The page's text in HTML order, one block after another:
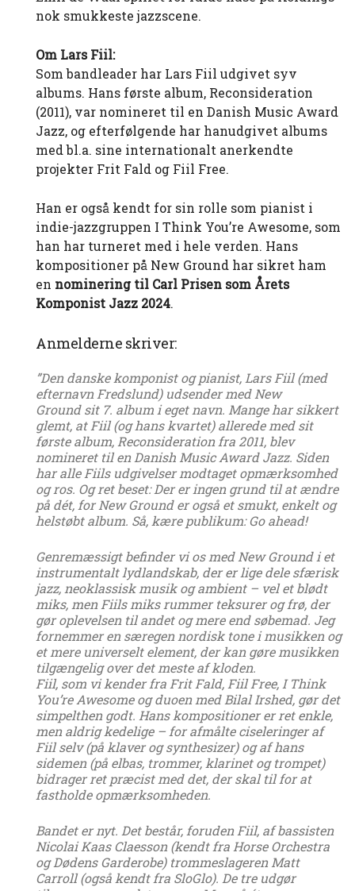
nok smukkeste jazzscene.
Om Lars Fiil:
Som bandleader har Lars Fiil udgivet syv
albums. Hans første album, Reconsideration
(2011), var nomineret til en Danish Music Award
Jazz, og efterfølgende har hanudgivet albums
med bl.a. sine internationalt anerkendte
projekter Frit Fald og Fiil Free.
Han er også kendt for sin rolle som pianist i
indie-jazzgruppen I Think You’re Awesome, som
han har turneret med i hele verden. Hans
kompositioner på New Ground har sikret ham
en nominering til Carl Prisen som Årets
Komponist Jazz 2024.
Anmelderne skriver:
”Den danske komponist og pianist, Lars Fiil (med
efternavn Fredslund) udsender med New
Ground sit 7. album i eget navn. Mange har sikkert
glemt, at Fiil (og hans kvartet) allerede med sit
første album, Reconsideration fra 2011, blev
nomineret til en Danish Music Award Jazz. Siden
har alle Fiils udgivelser modtaget opmærksomhed
og ros. Og ret beset: Der er ingen grund til at ændre
på dét, for New Ground er også et smukt, enkelt og
helstøbt album. Så, kære publikum: Go ahead!
Genremæssigt befinder vi os med New Ground i et
instrumentalt lydlandskab, der er lige dele sfærisk
jazz, neoklassisk musik og ambient – vel et blødt
miks, men Fiils miks rummer teksurer og frø, der
gør oplevelsen til andet og mere end søbemad. Jeg
fornemmer en særegen nordisk tone i musikken og
et mere universelt element, der kan gøre musikken
tilgængelig over det meste af kloden.
Fiil, som vi kender fra Frit Fald, Fiil Free, I Think
You’re Awesome og duoen med Bilal Irshed, gør det
simpelthen godt. Hans kompositioner er ret enkle,
men aldrig kedelige – for afmålte ciseleringer af
Fiil selv (på klaver og synthesizer) og af hans
sidemen (på elbas, trommer, klarinet og trompet)
bidrager ret præcist med det, der skal til for at
fastholde opmærksomheden.
Bandet er nyt. Det består, foruden Fiil, af bassisten
Nicolai Kaas Claesson (kendt fra Horse Orchestra
og Dødens Garderobe) trommeslageren Matt
Carroll (også kendt fra SloGlo). De tre udgør